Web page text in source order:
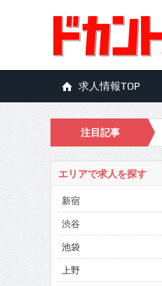
求人情報TOP
注目記事
エリアで求人を探す
新宿
渋谷
池袋
上野